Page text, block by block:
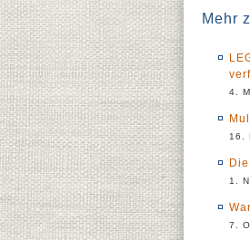
Mehr
4.
16.
1.
7.